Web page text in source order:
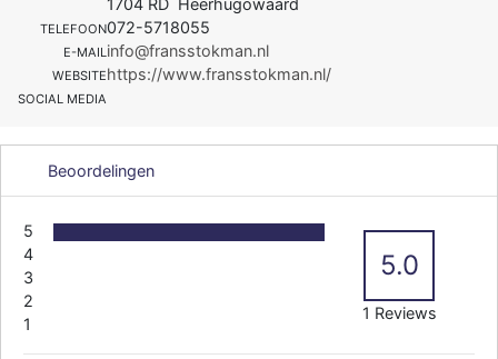
1704 RD Heerhugowaard
TELEFOON072-5718055
E-MAILinfo@fransstokman.nl
WEBSITEhttps://www.fransstokman.nl/
SOCIAL MEDIA
Beoordelingen
5
4
3
2
1
5.0
1 Reviews